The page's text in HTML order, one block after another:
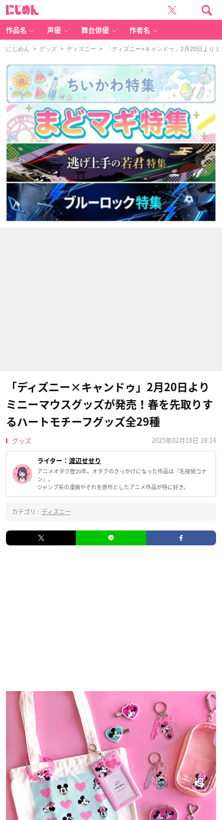
作品名 声優 舞台俳優 作者名
にじめん > グッズ > ディズニー > 「ディズニー×キャンドゥ」2月20日より
「ディズニー×キャンドゥ」2月20日より
ミニーマウスグッズが発売！春を先取りす
るハートモチーフグッズ全29種
グッズ 2025年02月18日 18:14
ライター： 渡辺せせり
アニメオタク歴20年。オタクのきっかけになった作品は『名探偵コナ
ン』。
ジャンプ系の漫画やそれを原作としたアニメ作品が特に好き。
カテゴリ : ディズニー